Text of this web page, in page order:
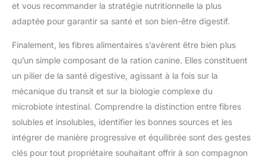
et vous recommander la stratégie nutritionnelle la plus
adaptée pour garantir sa santé et son bien-être digestif.
Finalement, les fibres alimentaires s’avèrent être bien plus
qu’un simple composant de la ration canine. Elles constituent
un pilier de la santé digestive, agissant à la fois sur la
mécanique du transit et sur la biologie complexe du
microbiote intestinal. Comprendre la distinction entre fibres
solubles et insolubles, identifier les bonnes sources et les
intégrer de manière progressive et équilibrée sont des gestes
clés pour tout propriétaire souhaitant offrir à son compagnon